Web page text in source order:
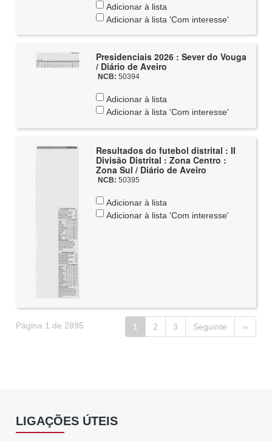
Adicionar à lista
Adicionar à lista 'Com interesse'
Presidenciais 2026 : Sever do Vouga
/ Diário de Aveiro
NCB: 50394
Adicionar à lista
Adicionar à lista 'Com interesse'
Resultados do futebol distrital : II
Divisão Distrital : Zona Centro :
Zona Sul / Diário de Aveiro
NCB: 50395
Adicionar à lista
Adicionar à lista 'Com interesse'
Página 1 de 2895 1 2 3 Seguinte ››
LIGAÇÕES ÚTEIS